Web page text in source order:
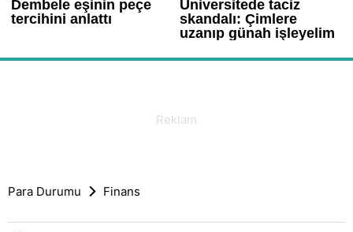
Para Durumu Finans